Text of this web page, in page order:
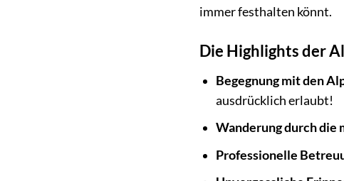
immer festhalten könnt.
Die Highlights der
Begegnung mit den
ausdrücklich erlaubt!
Wanderung durch die
Professionelle